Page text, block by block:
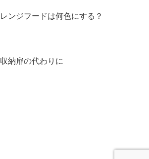
レンジフードは何色にする？
収納扉の代わりに